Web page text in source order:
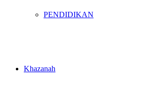
PENDIDIKAN
Khazanah